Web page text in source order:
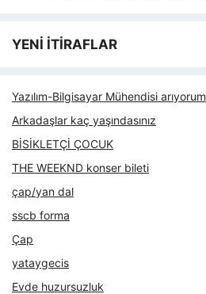
YENİ İTİRAFLAR
Yazılım-Bilgisayar Mühendisi arıyorum
Arkadaşlar kaç yaşındasınız
BİSİKLETÇİ ÇOCUK
THE WEEKND konser bileti
çap/yan dal
sscb forma
Çap
yataygecis
Evde huzursuzluk